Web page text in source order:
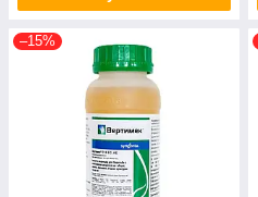
–15%